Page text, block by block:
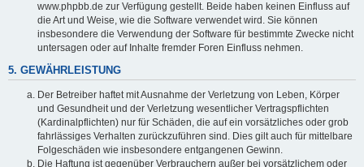
www.phpbb.de zur Verfügung gestellt. Beide haben keinen Einfluss auf
die Art und Weise, wie die Software verwendet wird. Sie können
insbesondere die Verwendung der Software für bestimmte Zwecke nicht
untersagen oder auf Inhalte fremder Foren Einfluss nehmen.
5. GEWÄHRLEISTUNG
Der Betreiber haftet mit Ausnahme der Verletzung von Leben, Körper
und Gesundheit und der Verletzung wesentlicher Vertragspflichten
(Kardinalpflichten) nur für Schäden, die auf ein vorsätzliches oder grob
fahrlässiges Verhalten zurückzuführen sind. Dies gilt auch für mittelbare
Folgeschäden wie insbesondere entgangenen Gewinn.
Die Haftung ist gegenüber Verbrauchern außer bei vorsätzlichem oder